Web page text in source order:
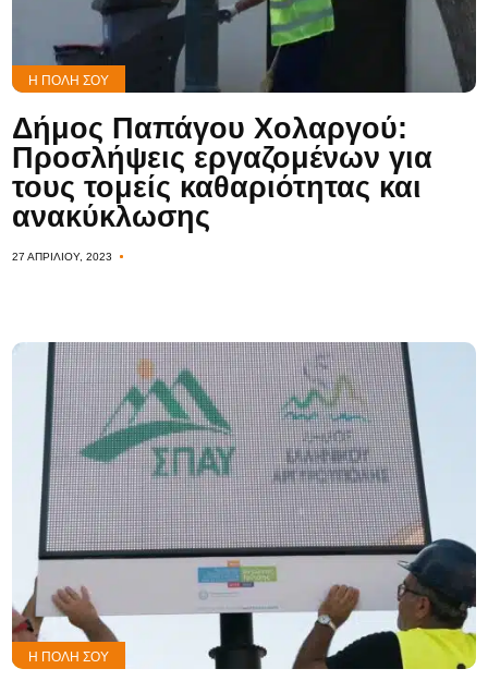
Η ΠΌΛΗ ΣΟΥ
Δήμος Παπάγου Χολαργού:
Προσλήψεις εργαζομένων για
τους τομείς καθαριότητας και
ανακύκλωσης
27 ΑΠΡΙΛΊΟΥ, 2023
Η ΠΌΛΗ ΣΟΥ